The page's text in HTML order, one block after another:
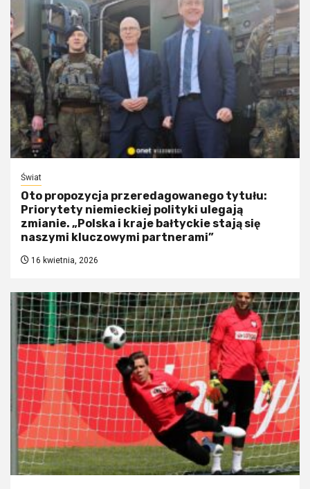
Świat
Oto propozycja przeredagowanego tytułu:
Priorytety niemieckiej polityki ulegają
zmianie. „Polska i kraje bałtyckie stają się
naszymi kluczowymi partnerami”
16 kwietnia, 2026